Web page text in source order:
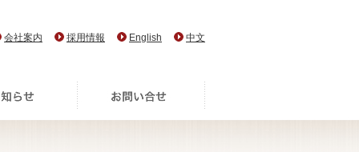
会社案内 採用情報 English 中文